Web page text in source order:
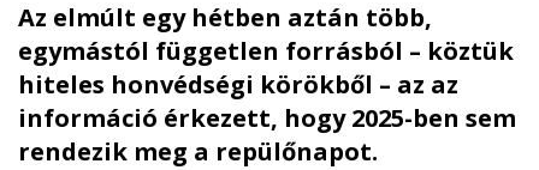
Az elmúlt egy hétben aztán több,
egymástól független forrásból – köztük
hiteles honvédségi körökből – az az
információ érkezett, hogy 2025-ben sem
rendezik meg a repülőnapot.